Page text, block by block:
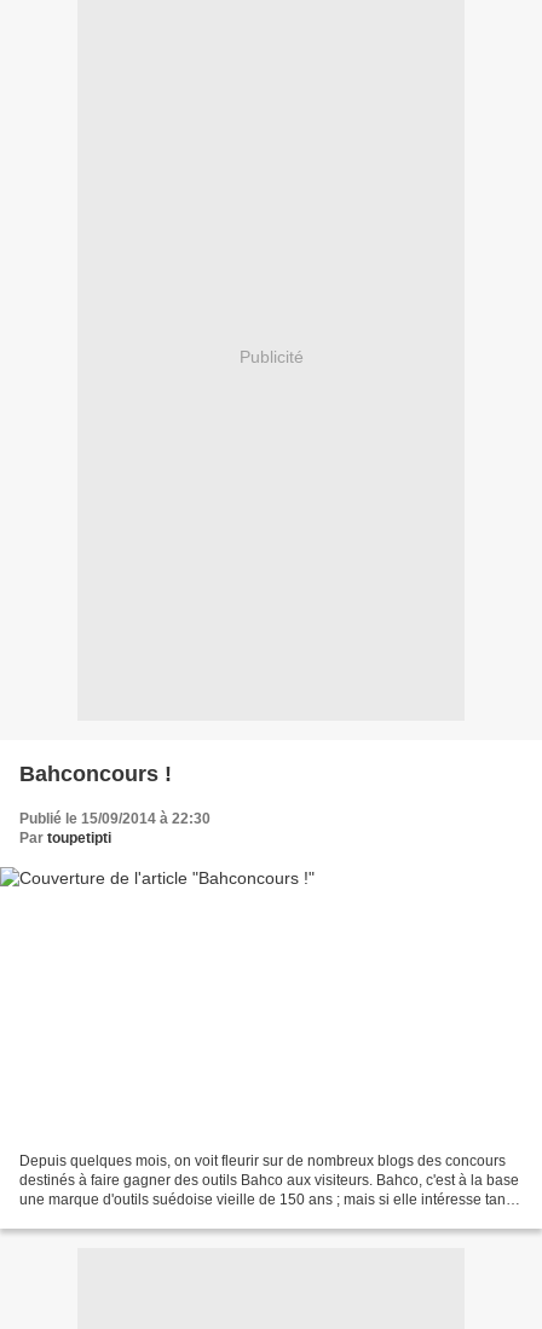
Publicité
Bahconcours !
Publié le 15/09/2014 à 22:30
Par toupetipti
Depuis quelques mois, on voit fleurir sur de nombreux blogs des concours
destinés à faire gagner des outils Bahco aux visiteurs. Bahco, c'est à la base
une marque d'outils suédoise vieille de 150 ans ; mais si elle intéresse tant